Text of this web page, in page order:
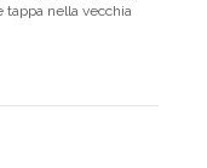
tappa nella vecchia